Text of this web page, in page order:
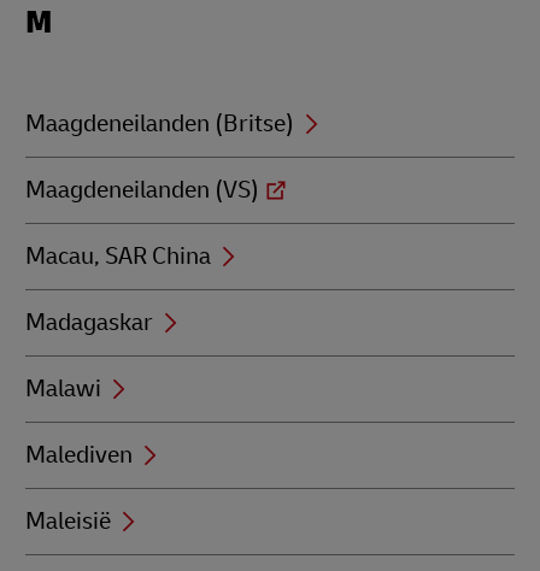
beginning
M
Maagdeneilanden (Britse)
Maagdeneilanden (VS)
Macau, SAR China
Madagaskar
Malawi
Malediven
Maleisië